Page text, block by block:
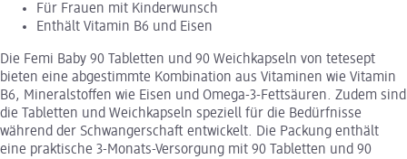
Für Frauen mit Kinderwunsch
Enthält Vitamin B6 und Eisen
Die Femi Baby 90 Tabletten und 90 Weichkapseln von tetesept
bieten eine abgestimmte Kombination aus Vitaminen wie Vitamin
B6, Mineralstoffen wie Eisen und Omega-3-Fettsäuren. Zudem sind
die Tabletten und Weichkapseln speziell für die Bedürfnisse
während der Schwangerschaft entwickelt. Die Packung enthält
eine praktische 3-Monats-Versorgung mit 90 Tabletten und 90